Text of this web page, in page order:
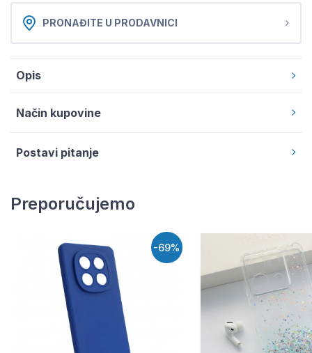
PRONAĐITE U PRODAVNICI
Opis
Način kupovine
Postavi pitanje
Preporučujemo
-69%